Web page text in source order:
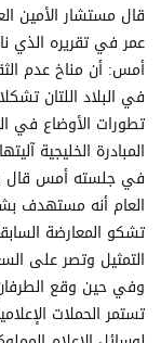
قال مستشار الأمين
عمر في تقريره
أمس: أن مناخ عدم
في البلاد اللتان
تطورات الأوضاع في
المبادرة الخليجية
في جلسته أمس قال
العام أنه مستهدف
تشكو المعارضة
التمثيل وتصر على
وفي حين وقع
تستمر الحملات